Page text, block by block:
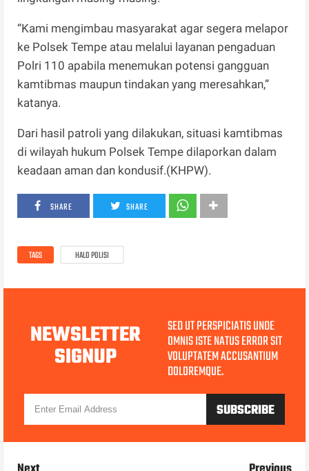
“Kami mengimbau masyarakat agar segera melapor
ke Polsek Tempe atau melalui layanan pengaduan
Polri 110 apabila menemukan potensi gangguan
kamtibmas maupun tindakan yang meresahkan,”
katanya.
Dari hasil patroli yang dilakukan, situasi kamtibmas
di wilayah hukum Polsek Tempe dilaporkan dalam
keadaan aman dan kondusif.(KHPW).
SHARE SHARE
TAGS HALO POLISI
NEWSLETTER
SIGNUP
SED UT PERSPICIATIS UNDE
OMNIS ISTE NATUS ERROR SIT
VOLUPTATEM ACCUSANTIUM
DOLOREMQUE.